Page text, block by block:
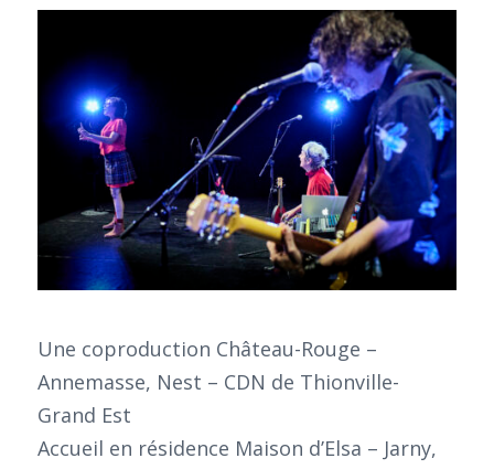
Une coproduction Château-Rouge –
Annemasse, Nest – CDN de Thionville-
Grand Est
Accueil en résidence Maison d’Elsa – Jarny,